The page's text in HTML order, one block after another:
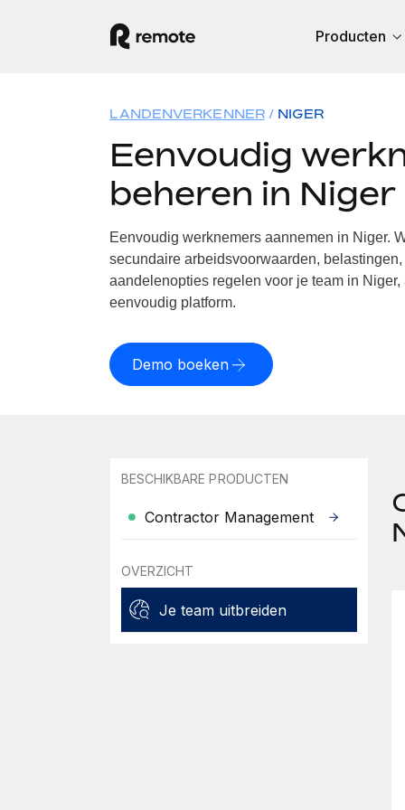
Producten
LANDENVERKENNER NIGER
Eenvoudig
beheren in Niger
Eenvoudig werknemers aannemen in Niger.
secundaire arbeidsvoorwaarden,
aandelenopties regelen voor je team in
eenvoudig platform.
Demo boeken
BESCHIKBARE PRODUCTEN
Contractor Management
OVERZICHT
Je team uitbreiden